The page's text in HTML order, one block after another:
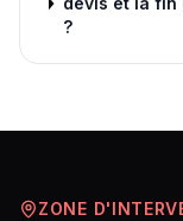
?
ZONE